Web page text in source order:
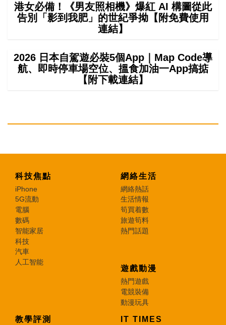
港女必備！《男友照相機》爆紅 AI 構圖從此
告別「影到我肥」的世紀爭拗【附免費使用
連結】
2026 日本自駕遊必裝5個App｜Map Code導
航、即時停車場空位、搵食加油一App搞掂
【附下載連結】
科技焦點
iPhone
5G流動
電腦
數碼
智能家居
科技
汽車
人工智能
網絡生活
網絡熱話
生活情報
筍買着數
旅遊筍料
熱門話題
遊戲動漫
熱門遊戲
電競裝備
動漫玩具
教學評測 IT TIMES